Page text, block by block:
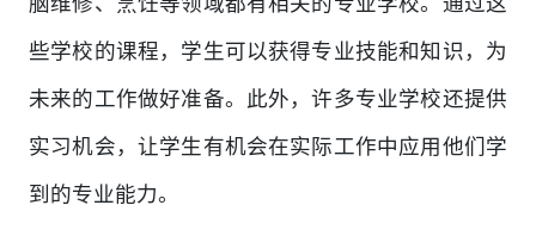
些学校的课程，学生可以获得专业技能和知识，为
未来的工作做好准备。此外，许多专业学校还提供
实习机会，让学生有机会在实际工作中应用他们学
到的专业能力。